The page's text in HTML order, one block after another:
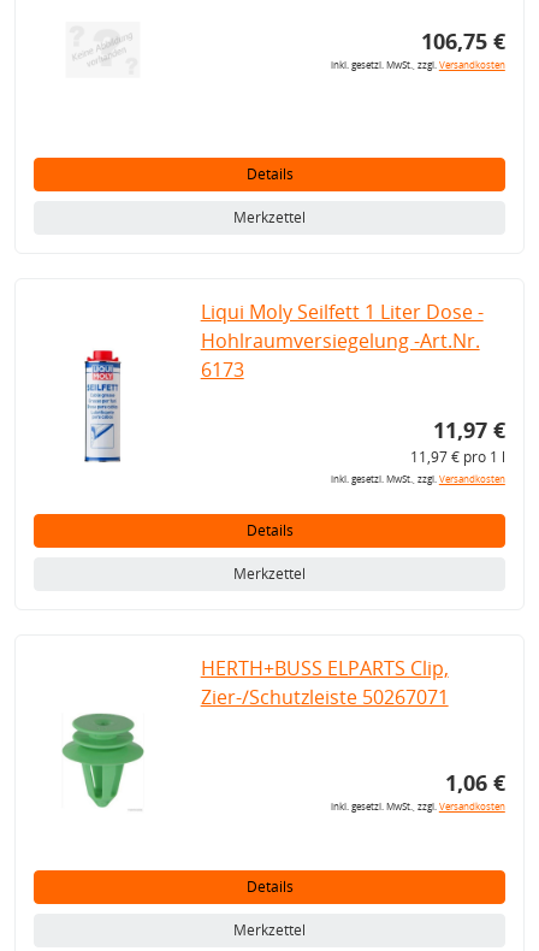
106,75 €
inkl. gesetzl. MwSt., zzgl.Versandkosten
Details
Merkzettel
Liqui Moly Seilfett 1 Liter Dose -
Hohlraumversiegelung -Art.Nr.
6173
11,97 €
11,97 € pro 1 l
inkl. gesetzl. MwSt., zzgl.Versandkosten
Details
Merkzettel
HERTH+BUSS ELPARTS Clip,
Zier-/Schutzleiste 50267071
1,06 €
inkl. gesetzl. MwSt., zzgl.Versandkosten
Details
Merkzettel